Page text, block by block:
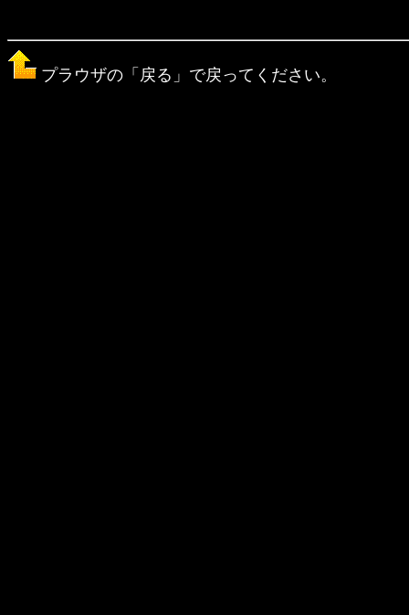
プラウザの「戻る」で戻ってください。